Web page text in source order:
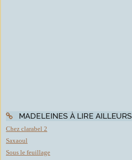
MADELEINES À LIRE AILLEURS
Chez clarabel 2
Saxaoul
Sous le feuillage